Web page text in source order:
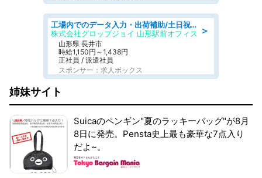
＞
工場内でのデータ入力・出荷補助/土日祝休/未経験歓迎/交通費支給
株式会社グロップジョイ 山形駅前オフィス
山形県 長井市
時給1,150円～1,438円
正社員 / 派遣社員
スポンサー：求人ボックス
姉妹サイト
Suicaのペンギン"夏のラッキーバッグ"が8月
8日に発売。Pensta史上最も豪華な7点入り
だよ~。